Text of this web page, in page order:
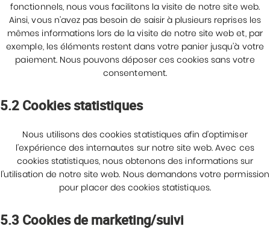
fonctionnels, nous vous facilitons la visite de notre site web.
Ainsi, vous n’avez pas besoin de saisir à plusieurs reprises les
mêmes informations lors de la visite de notre site web et, par
exemple, les éléments restent dans votre panier jusqu’à votre
paiement. Nous pouvons déposer ces cookies sans votre
consentement.
5.2 Cookies statistiques
Nous utilisons des cookies statistiques afin d’optimiser
l’expérience des internautes sur notre site web. Avec ces
cookies statistiques, nous obtenons des informations sur
l’utilisation de notre site web. Nous demandons votre permission
pour placer des cookies statistiques.
5.3 Cookies de marketing/suivi